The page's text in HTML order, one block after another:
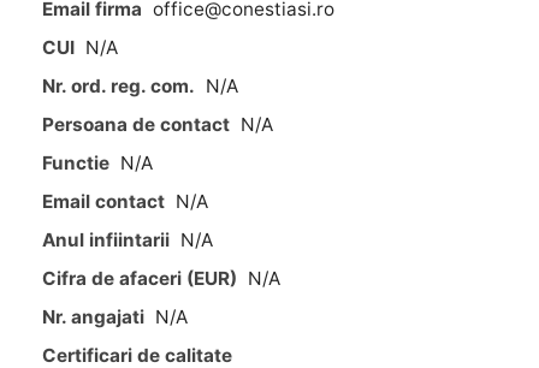
Email firma office@conestiasi.ro
CUI N/A
Nr. ord. reg. com. N/A
Persoana de contact N/A
Functie N/A
Email contact N/A
Anul infiintarii N/A
Cifra de afaceri (EUR) N/A
Nr. angajati N/A
Certificari de calitate